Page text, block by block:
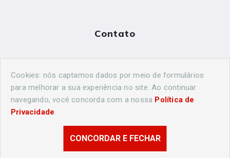
Contato
cidadeshistoricasoficial@gmail.com
© 2026 Londrina Histórica. Todos os direitos reservados.
Desenvolvido porAgência Nova Inteligência.
Cookies: nós captamos dados por meio de formulários
para melhorar a sua experiência no site. Ao continuar
navegando, você concorda com a nossa Política de
Privacidade.
CONCORDAR E FECHAR